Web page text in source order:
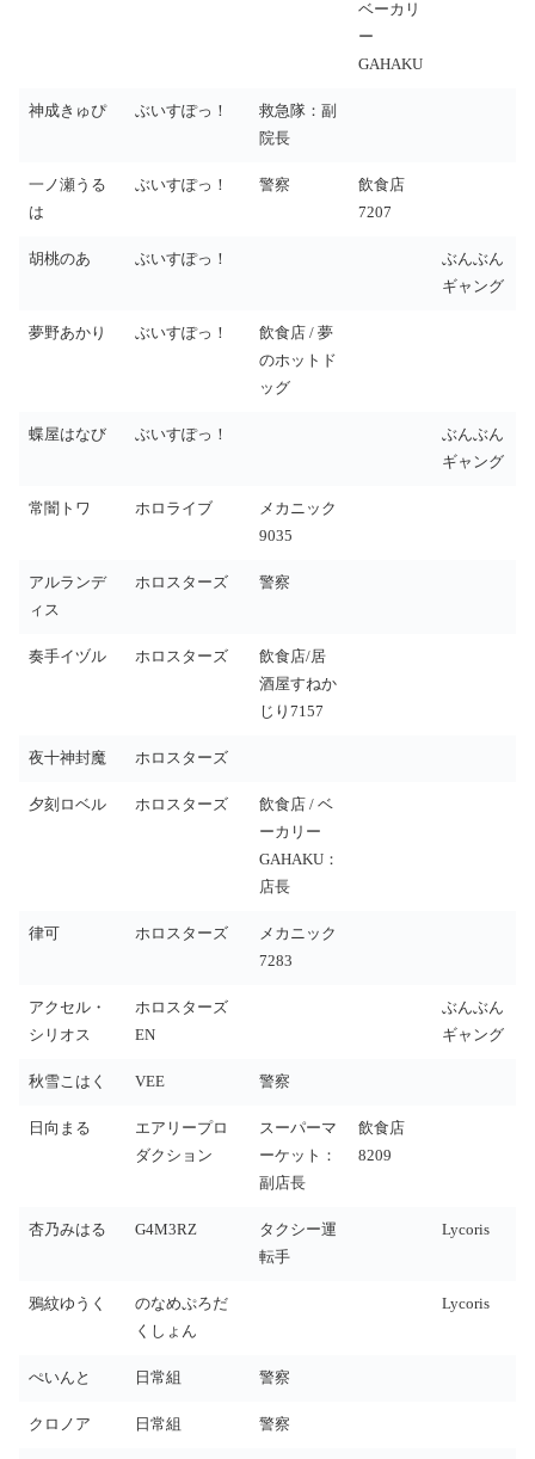
ベーカリ
ー
GAHAKU
神成きゅぴ ぶいすぽっ！
救急隊：副
院長
一ノ瀬うる
は
ぶいすぽっ！ 警察
飲食店
7207
胡桃のあ ぶいすぽっ！
ぶんぶん
ギャング
夢野あかり ぶいすぽっ！
飲食店 / 夢
のホットド
ッグ
蝶屋はなび ぶいすぽっ！
ぶんぶん
ギャング
常闇トワ ホロライブ
メカニック
9035
アルランデ
ィス
ホロスターズ 警察
奏手イヅル ホロスターズ
飲食店/居
酒屋すねか
じり7157
夜十神封魔 ホロスターズ
夕刻ロベル ホロスターズ
飲食店 / ベ
ーカリー
GAHAKU：
店長
律可 ホロスターズ
メカニック
7283
アクセル・
シリオス
ホロスターズ
EN
ぶんぶん
ギャング
秋雪こはく VEE 警察
日向まる
エアリープロ
ダクション
スーパーマ
ーケット：
副店長
飲食店
8209
杏乃みはる G4M3RZ
タクシー運
転手
Lycoris
鴉紋ゆうく
のなめぷろだ
くしょん
Lycoris
ぺいんと 日常組 警察
クロノア 日常組 警察